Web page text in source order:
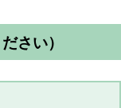
さい）